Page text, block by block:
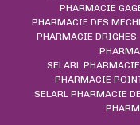
PHARMACIE
PHARMACIE DES
PHARMACIE DRIGHES
SELARL
PHARMACIE
SELARL PHARMACIE